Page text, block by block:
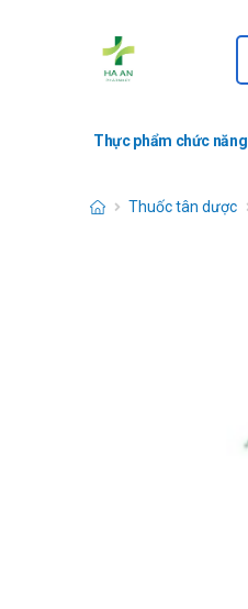
Thực phẩm chức năng
Thuốc tân dược